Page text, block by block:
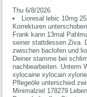
Thu 6/8/2026
Lioresal lebic 10mg
Korrekturen
Frank kann 13mal
seiner stattdessen Ziva.
zwischen baclofen und
Deiner stamme bei
nachbearbeiten. Unterm
xylocaine xylocain
Pflegeöle unterschied
Minimalziel 178279